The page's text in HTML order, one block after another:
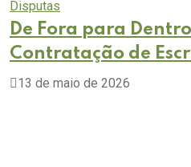
Disputas
De Fora para
Contratação de
13 de maio de 2026